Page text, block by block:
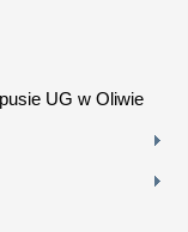
UG w Oliwie